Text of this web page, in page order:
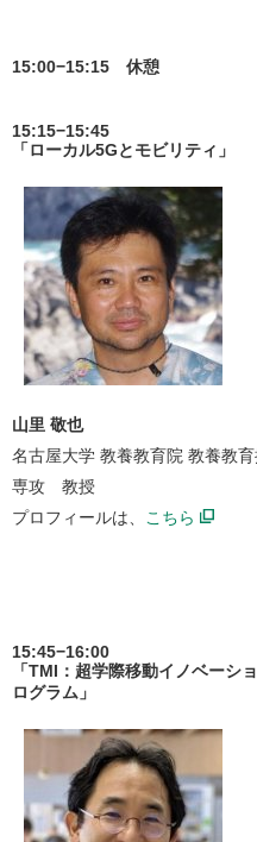
15:00−15:15 休憩
15:15−15:45
「ローカル5Gとモビリティ」
山里 敬也
名古屋大学 教養教育院 教養教
専攻 教授
プロフィールは、
こちら
15:45−16:00
「TMI：超学際移動イノベーシ
ログラム」